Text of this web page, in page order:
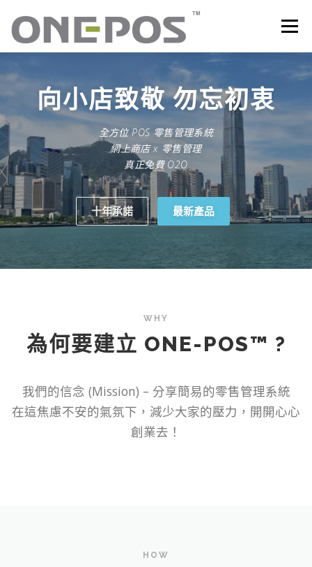
容
選單
所有產品．下載 OP+ 聯網版會員中心
客戶感謝語 最新消息 聯絡我們
向小店致敬勿忘初衷
全方位 POS 零售管理系統
網上商店 x 零售管理
真正免費 O2O
十年承諾 最新產品
WHY
為何要建立 ONE-POS™ ?
我們的信念 (Mission) – 分享簡易的零售管理系統
在這焦慮不安的氣氛下，減少大家的壓力，開開心心
創業去！
HOW